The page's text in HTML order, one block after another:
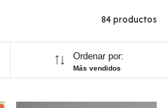
84 productos
Ordenar por:
Más vendidos